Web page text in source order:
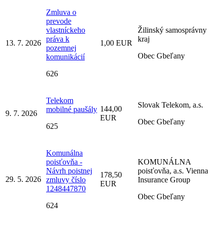
13. 7. 2026
Zmluva o
prevode
vlastníckeho
práva k
pozemnej
komunikácií
626
1,00 EUR
Žilinský samosprávny
kraj
Obec Gbeľany
9. 7. 2026
Telekom
mobilné paušály
625
144,00
EUR
Slovak Telekom, a.s.
Obec Gbeľany
29. 5. 2026
Komunálna
poisťovňa -
Návrh poistnej
zmluvy číslo
1248447870
624
178,50
EUR
KOMUNÁLNA
poisťovňa, a.s. Vienna
Insurance Group
Obec Gbeľany